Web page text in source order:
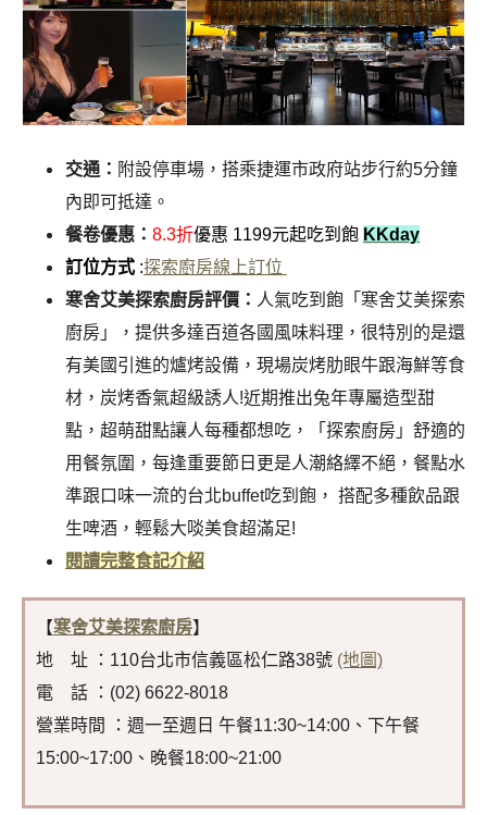
交通： 附設停車場，搭乘捷運市政府站步行約5分鐘
內即可抵達。
餐卷優惠： 8.3折優惠 1199元起吃到飽 KKday
訂位方式 :探索廚房線上訂位
寒舍艾美探索廚房評價： 人氣吃到飽「寒舍艾美探索
廚房」，提供多達百道各國風味料理，很特別的是還
有美國引進的爐烤設備，現場炭烤肋眼牛跟海鮮等食
材，炭烤香氣超級誘人!近期推出兔年專屬造型甜
點，超萌甜點讓人每種都想吃，「探索廚房」舒適的
用餐氛圍，每逢重要節日更是人潮絡繹不絕，餐點水
準跟口味一流的台北buffet吃到飽， 搭配多種飲品跟
生啤酒，輕鬆大啖美食超滿足!
閱讀完整食記介紹
【寒舍艾美探索廚房】
地 址 ：110台北市信義區松仁路38號 (地圖)
電 話 ：(02) 6622-8018
營業時間 ：週一至週日 午餐11:30~14:00、下午餐
15:00~17:00、晚餐18:00~21:00